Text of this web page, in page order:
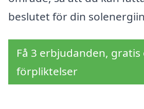
beslutet för din
Få 3 erbjudanden,
förpliktelser